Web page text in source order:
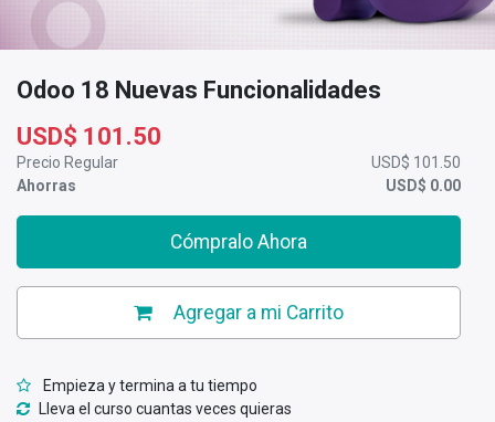
Odoo 18 Nuevas Funcionalidades
USD$ 101.50
Precio Regular USD$ 101.50
Ahorras
USD$ 0.00
Cómpralo Ahora
Agregar a mi Carrito
Empieza y termina a tu tiempo
Lleva el curso cuantas veces quieras